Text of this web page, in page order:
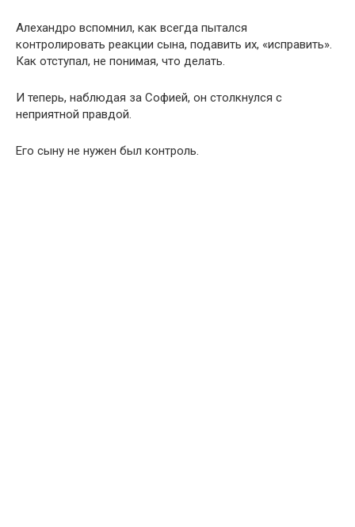
Алехандро вспомнил, как всегда пытался
контролировать реакции сына, подавить их, «исправить».
Как отступал, не понимая, что делать.
И теперь, наблюдая за Софией, он столкнулся с
неприятной правдой.
Его сыну не нужен был контроль.